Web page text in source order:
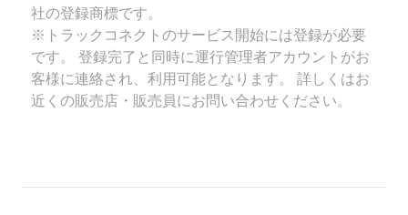
社の登録商標です。
※トラックコネクトのサービス開始には登録が必要
です。 登録完了と同時に運行管理者アカウントがお
客様に連絡され、利用可能となります。 詳しくはお
近くの販売店・販売員にお問い合わせください。